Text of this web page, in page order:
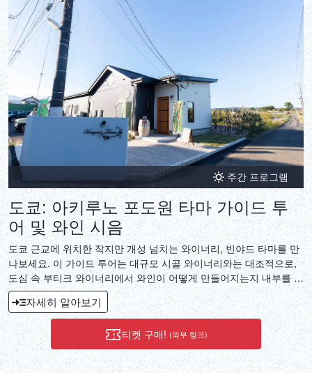
주간 프로그램
도쿄: 아키루노 포도원 타마 가이드 투
어 및 와인 시음
도쿄 근교에 위치한 작지만 개성 넘치는 와이너리, 빈야드 타마를 만
나보세요. 이 가이드 투어는 대규모 시골 와이너리와는 대조적으로,
도심 속 부티크 와이너리에서 와인이 어떻게 만들어지는지 내부를 들
여다볼 수 있는 기회를 제공합니다. 와이너리의 철학, 생산 규모, 그
리고 일본 와인에 대한 접근 방식에 대해 알아보세요. 일요일에는 가
능한 경우 와인메이커가 직접 투어를 안내하여, 각 와인 한 병 한 병
에 담긴 어려움과 영감에 대해 직접 이야기를 나눌 수 있는 특별한 기
회를 제공합니다. 투어는 엄선된 와인 시음으로 마무리되며, 편안하
고 여유로운 분위기 속에서 와이너리만의 스타일을 경험할 수 있습니
자세히 알아보기
티켓 구매! (외부 링크)